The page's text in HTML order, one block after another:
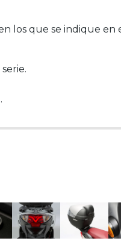
los que se indique en
.